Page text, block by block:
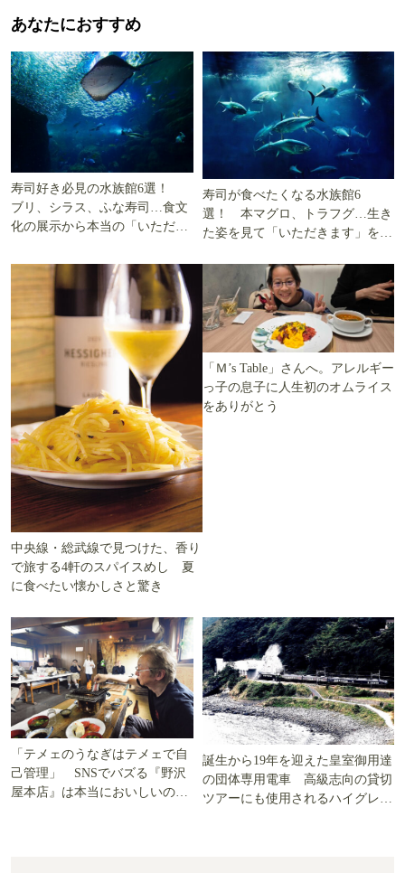
あなたにおすすめ
寿司好き必見の水族館6選！
ブリ、シラス、ふな寿司…食文
化の展示から本当の「いただき
寿司が食べたくなる水族館6
選！ 本マグロ、トラフグ…生き
た姿を見て「いただきます」を考
中央線・総武線で見つけた、香り
で旅する4軒のスパイスめし 夏
に食べたい懐かしさと驚き
「Ｍ’s Table」さんへ。アレルギー
っ子の息子に人生初のオムライス
をありがとう
「テメェのうなぎはテメェで自
己管理」 SNSでバズる『野沢
屋本店』は本当においしいの
誕生から19年を迎えた皇室御用達
の団体専用電車 高級志向の貸切
ツアーにも使用されるハイグレー